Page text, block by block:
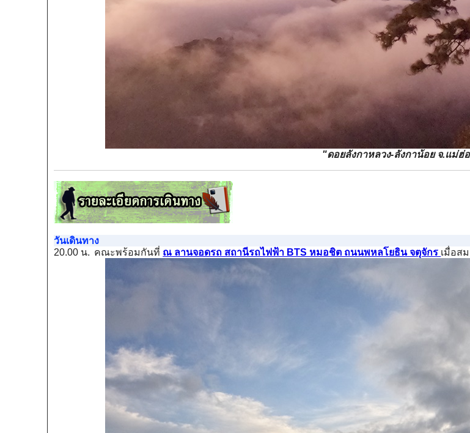
"ดอยลังกาหลวง-ลังกาน้อย จ.แม่ฮ่
วันเดินทาง
20.00 น. คณะพร้อมกันที่ ณ ลานจอดรถ สถานีรถไฟฟ้า BTS หมอชิต ถนนพหลโยธิน จตุจักร เมื่อส